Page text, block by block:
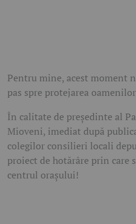
Pentru mine, acest moment
pas spre protejarea
În calitate de președinte al
Mioveni, imediat după
colegilor consilieri locali
proiect de hotărâre prin care
centrul orașului!